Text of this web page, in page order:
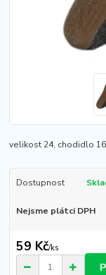
velikost 24, chodidlo
Dostupnost
Nejsme plátci DPH
59 Kč/ks